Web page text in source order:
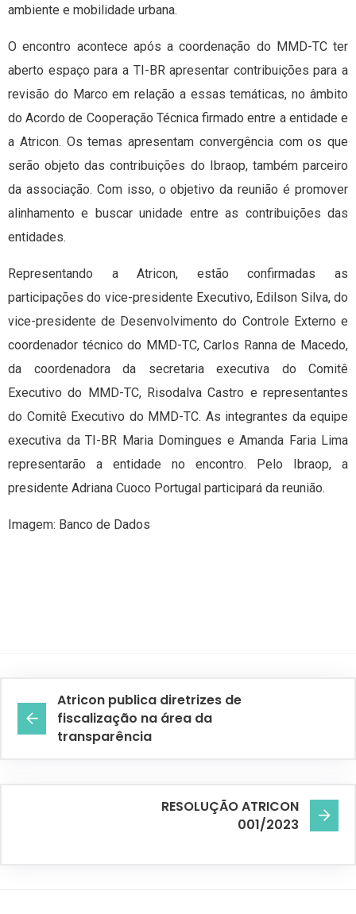
ambiente e mobilidade urbana.
O encontro acontece após a coordenação do MMD-TC ter
aberto espaço para a TI-BR apresentar contribuições para a
revisão do Marco em relação a essas temáticas, no âmbito
do Acordo de Cooperação Técnica firmado entre a entidade e
a Atricon. Os temas apresentam convergência com os que
serão objeto das contribuições do Ibraop, também parceiro
da associação. Com isso, o objetivo da reunião é promover
alinhamento e buscar unidade entre as contribuições das
entidades.
Representando a Atricon, estão confirmadas as
participações do vice-presidente Executivo, Edilson Silva, do
vice-presidente de Desenvolvimento do Controle Externo e
coordenador técnico do MMD-TC, Carlos Ranna de Macedo,
da coordenadora da secretaria executiva do Comitê
Executivo do MMD-TC, Risodalva Castro e representantes
do Comitê Executivo do MMD-TC. As integrantes da equipe
executiva da TI-BR Maria Domingues e Amanda Faria Lima
representarão a entidade no encontro. Pelo Ibraop, a
presidente Adriana Cuoco Portugal participará da reunião.
Imagem: Banco de Dados
Atricon publica diretrizes de
fiscalização na área da
transparência
RESOLUÇÃO ATRICON
001/2023